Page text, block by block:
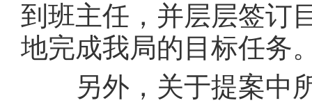
到班主任，并层层签订
地完成我局的目标任务
另外，关于提案中所